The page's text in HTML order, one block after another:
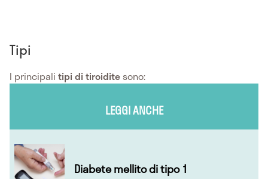
Tipi
I principali tipi di tiroidite sono:
LEGGI ANCHE
Diabete mellito di tipo 1